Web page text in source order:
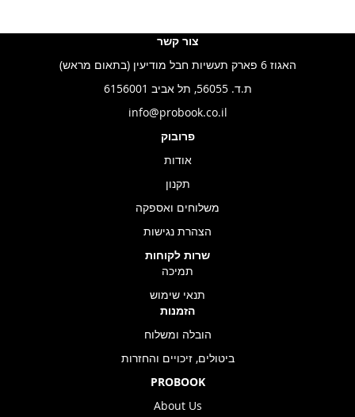
צור קשר
האגוז 6 פארק תעשיות חבל מודיעין (בתאום מראש)
ת.ד. 56055, תל אביב 6156001
info@probook.co.il
פרובוק
אודות
תקנון
משלוחים ואספקה
הצהרת נגישות
שרות לקוחות
תמיכה
תנאי שימוש
הזמנות
הובלה ומשלוח
ביטולים, זיכויים והחזרות
PROBOOK
About Us